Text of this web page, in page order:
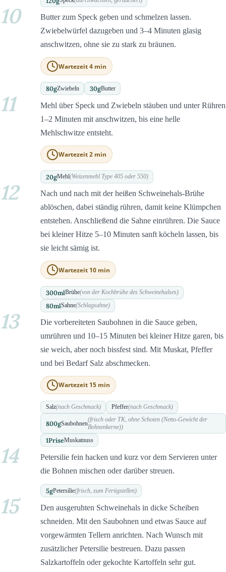
10
Butter zum Speck geben und schmelzen lassen.
Zwiebelwürfel dazugeben und 3–4 Minuten glasig
anschwitzen, ohne sie zu stark zu bräunen.
Wartezeit 4 min
80gZwiebeln 30gButter
11
Mehl über Speck und Zwiebeln stäuben und unter Rühren
1–2 Minuten mit anschwitzen, bis eine helle
Mehlschwitze entsteht.
Wartezeit 2 min
20gMehl(Weizenmehl Type 405 oder 550)
12
Nach und nach mit der heißen Schweinehals-Brühe
ablöschen, dabei ständig rühren, damit keine Klümpchen
entstehen. Anschließend die Sahne einrühren. Die Sauce
bei kleiner Hitze 5–10 Minuten sanft köcheln lassen, bis
sie leicht sämig ist.
Wartezeit 10 min
300mlBrühe(von der Kochbrühe des Schweinehalses)
80mlSahne(Schlagsahne)
13
Die vorbereiteten Saubohnen in die Sauce geben,
umrühren und 10–15 Minuten bei kleiner Hitze garen, bis
sie weich, aber noch bissfest sind. Mit Muskat, Pfeffer
und bei Bedarf Salz abschmecken.
Wartezeit 15 min
Salz(nach Geschmack) Pfeffer(nach Geschmack)
800gSaubohnen
(frisch oder TK, ohne Schoten (Netto-Gewicht der
Bohnenkerne))
1PriseMuskatnuss
14
Petersilie fein hacken und kurz vor dem Servieren unter
die Bohnen mischen oder darüber streuen.
5gPetersilie(frisch, zum Fertigstellen)
15
Den ausgeruhten Schweinehals in dicke Scheiben
schneiden. Mit den Saubohnen und etwas Sauce auf
vorgewärmten Tellern anrichten. Nach Wunsch mit
zusätzlicher Petersilie bestreuen. Dazu passen
Salzkartoffeln oder gekochte Kartoffeln sehr gut.